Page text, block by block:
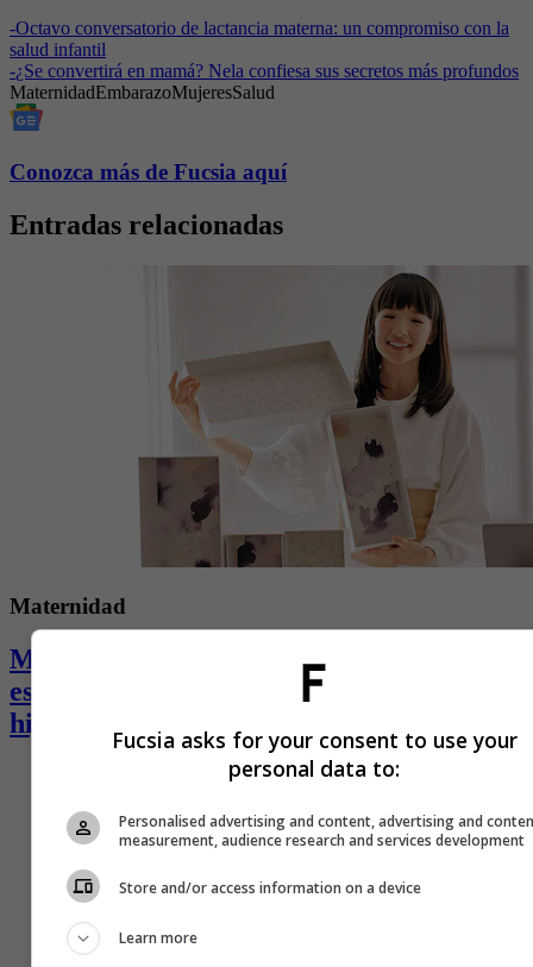
-Octavo conversatorio de lactancia materna: un compromiso con la
salud infantil
-¿Se convertirá en mamá? Nela confiesa sus secretos más profundos
MaternidadEmbarazoMujeresSalud
Conozca más de Fucsia aquí
Entradas relacionadas
Maternidad
Marie Kondo se resignó al desorden: no
es fácil tener la casa perfecta con tres
hijos
Fucsia asks for your consent to use your
personal data to:
Personalised advertising and content, advertising and
measurement, audience research and services development
Store and/or access information on a device
Learn more